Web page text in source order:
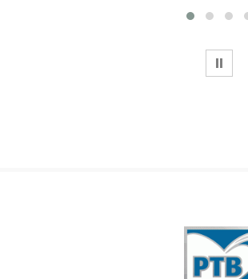
WSTRZYMAJ